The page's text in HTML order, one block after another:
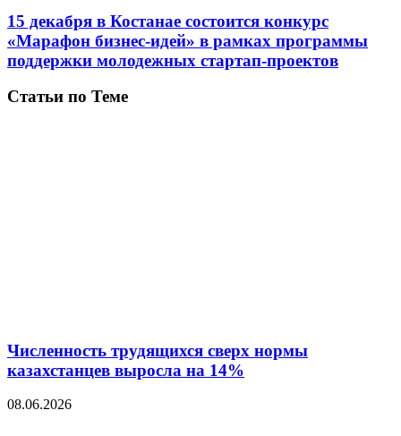
15 декабря в Костанае состоится конкурс
«Марафон бизнес-идей» в рамках программы
поддержки молодежных стартап-проектов
Статьи по Теме
Численность трудящихся сверх нормы
казахстанцев выросла на 14%
08.06.2026